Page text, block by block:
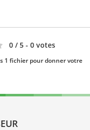
0 / 5 - 0 votes
1 fichier pour donner votre